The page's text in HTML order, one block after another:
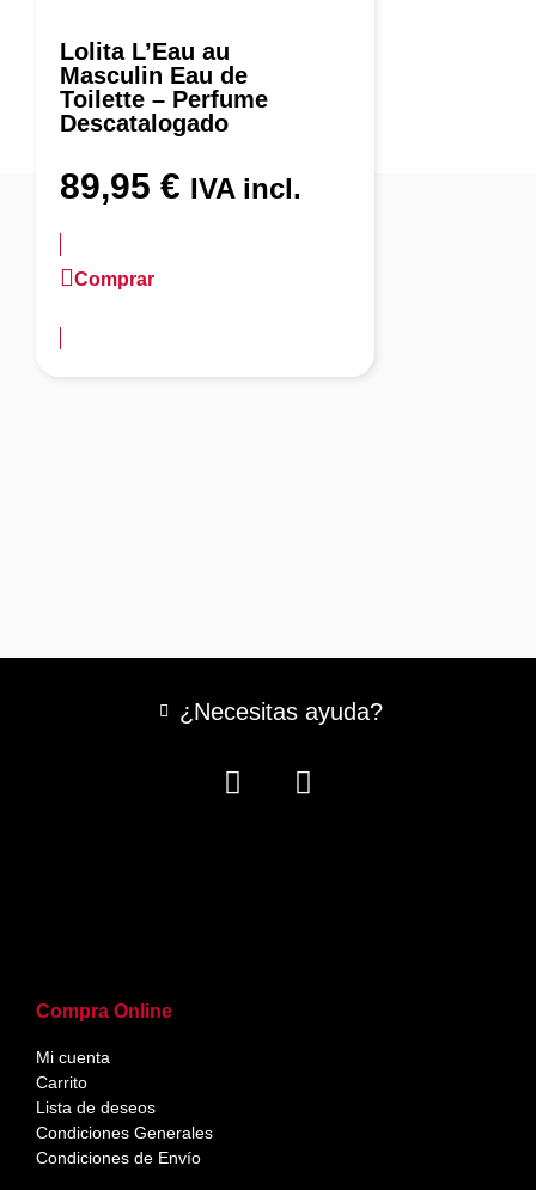
Lolita L’Eau au
Masculin Eau de
Toilette – Perfume
Descatalogado
89,95 € IVA incl.
Comprar
Compra Online
Mi cuenta
Carrito
Lista de deseos
Condiciones Generales
Condiciones de Envío
¿Necesitas ayuda?